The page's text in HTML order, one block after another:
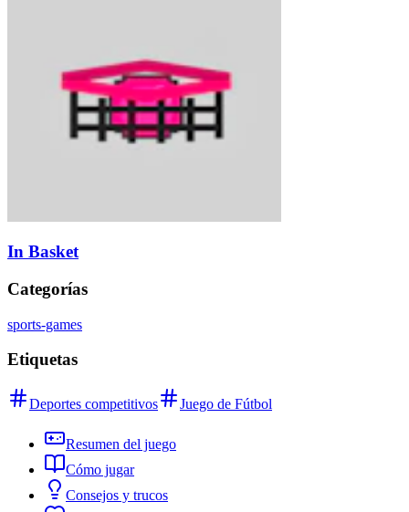
In Basket
Categorías
sports-games
Etiquetas
Deportes competitivos Juego de Fútbol
Resumen del juego
Cómo jugar
Consejos y trucos